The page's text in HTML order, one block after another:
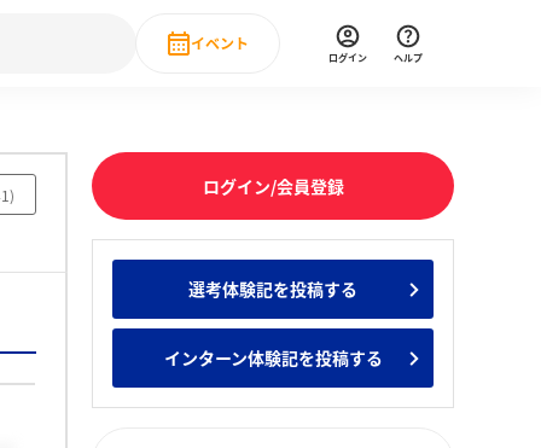
卒就職人気企業ランキング みんなのインターン人気企業ランキ
・DX現場社員インタビュー
イベント
直近のイベント一覧
ログイン ヘルプ
) ログイン/会員登録
選考体験記を投稿する
インターン体験記を投稿する